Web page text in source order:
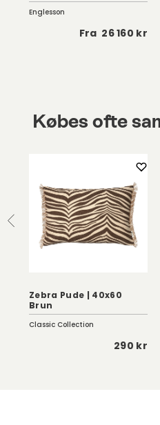
Englesson
Fra 26 160 kr
Købes ofte
Zebra Pude | 40x60
Brun
Classic Collection
290 kr